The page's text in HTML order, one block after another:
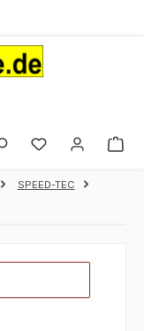
SPEED-TEC